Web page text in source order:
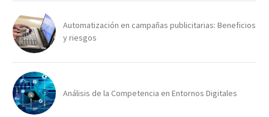
Automatización en campañas publicitarias: Beneficios
y riesgos
Análisis de la Competencia en Entornos Digitales